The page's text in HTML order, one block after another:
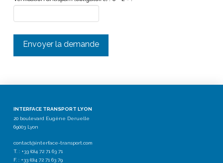
INTERFACE TRANSPORT LYON
20 boulevard Eugène Deruelle
69003 Lyon
contact@interface-transport.com
T. : +33 (0)4 72 71 63 71
F. : +33 (0)4 72 71 63 79